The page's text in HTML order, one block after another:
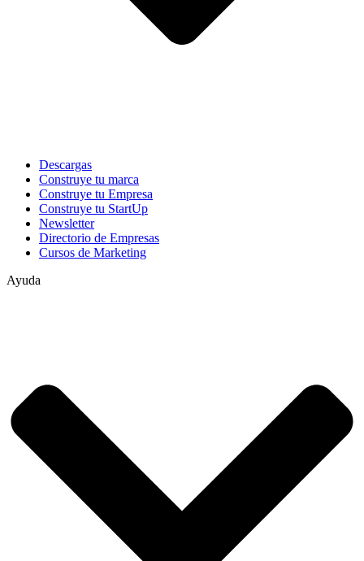
Descargas
Construye tu marca
Construye tu Empresa
Construye tu StartUp
Newsletter
Directorio de Empresas
Cursos de Marketing
Ayuda